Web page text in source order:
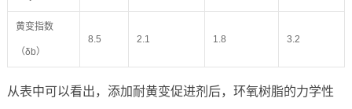
黄变指数
（δb）
8.5 2.1 1.8 3.2
从表中可以看出，添加耐黄变促进剂后，环氧树脂的力学性